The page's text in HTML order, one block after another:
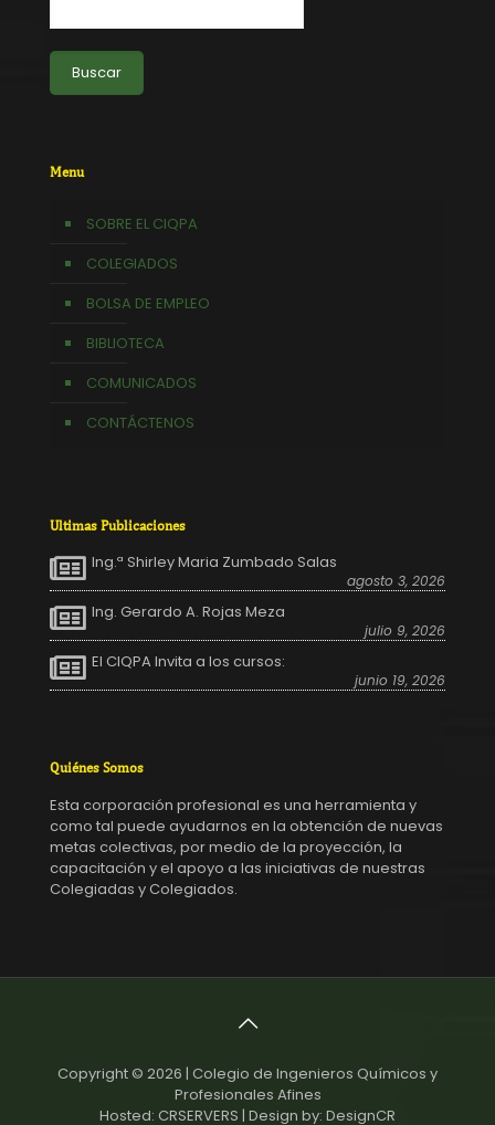
Buscar
Menu
SOBRE EL CIQPA
COLEGIADOS
BOLSA DE EMPLEO
BIBLIOTECA
COMUNICADOS
CONTÁCTENOS
Ultimas Publicaciones
Ing.ª Shirley Maria Zumbado Salas
agosto 3, 2026
Ing. Gerardo A. Rojas Meza
julio 9, 2026
El CIQPA Invita a los cursos:
junio 19, 2026
Quiénes Somos
Esta corporación profesional es una herramienta y
como tal puede ayudarnos en la obtención de nuevas
metas colectivas, por medio de la proyección, la
capacitación y el apoyo a las iniciativas de nuestras
Colegiadas y Colegiados.
Copyright © 2026 | Colegio de Ingenieros Químicos y
Profesionales Afines
Hosted: CRSERVERS | Design by: DesignCR